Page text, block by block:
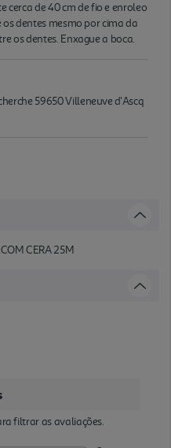
cerca de 40 cm de fio e enroleo
dentes mesmo por cima da
os dentes. Enxague a boca.
59650 Villeneuve d'Ascq
CERA 25M